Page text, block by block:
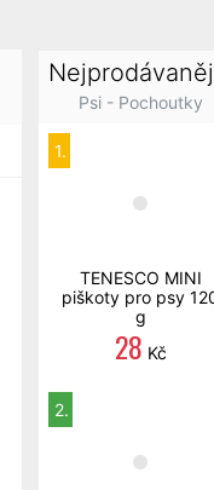
Psi - Pochoutky
1.
TENESCO MINI
piškoty pro psy
g
28 Kč
2.